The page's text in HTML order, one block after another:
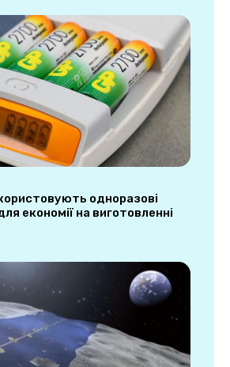
одноразові
економії на виготовленні